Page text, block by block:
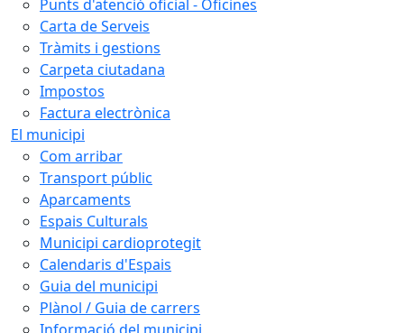
Punts d'atenció oficial - Oficines
Carta de Serveis
Tràmits i gestions
Carpeta ciutadana
Impostos
Factura electrònica
El municipi
Com arribar
Transport públic
Aparcaments
Espais Culturals
Municipi cardioprotegit
Calendaris d'Espais
Guia del municipi
Plànol / Guia de carrers